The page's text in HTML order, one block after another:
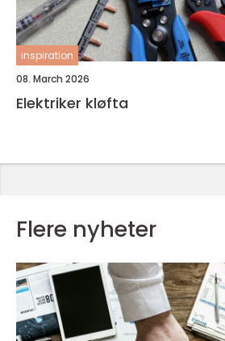
inspiration
08. March 2026
Elektriker kløfta
Flere nyheter